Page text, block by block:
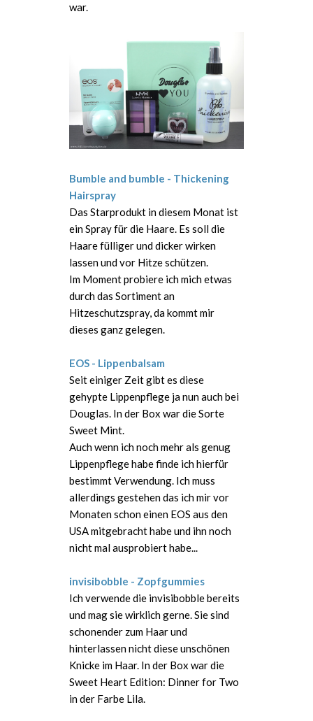
war.
Bumble and bumble - Thickening
Hairspray
Das Starprodukt in diesem Monat ist
ein Spray für die Haare. Es soll die
Haare fülliger und dicker wirken
lassen und vor Hitze schützen.
Im Moment probiere ich mich etwas
durch das Sortiment an
Hitzeschutzspray, da kommt mir
dieses ganz gelegen.
EOS - Lippenbalsam
Seit einiger Zeit gibt es diese
gehypte Lippenpflege ja nun auch bei
Douglas. In der Box war die Sorte
Sweet Mint.
Auch wenn ich noch mehr als genug
Lippenpflege habe finde ich hierfür
bestimmt Verwendung. Ich muss
allerdings gestehen das ich mir vor
Monaten schon einen EOS aus den
USA mitgebracht habe und ihn noch
nicht mal ausprobiert habe...
invisibobble - Zopfgummies
Ich verwende die invisibobble bereits
und mag sie wirklich gerne. Sie sind
schonender zum Haar und
hinterlassen nicht diese unschönen
Knicke im Haar. In der Box war die
Sweet Heart Edition: Dinner for Two
in der Farbe Lila.